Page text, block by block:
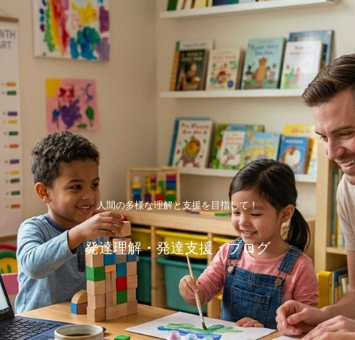
人間の多様な理解と支援を目指して！
発達理解・発達支援・ブログ